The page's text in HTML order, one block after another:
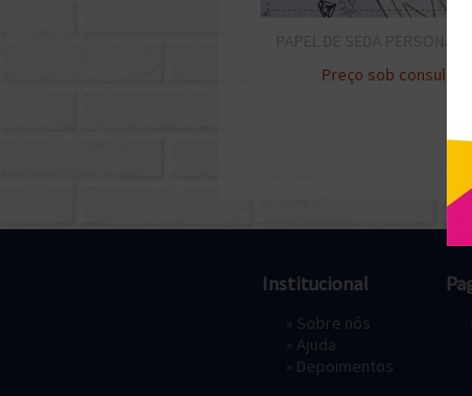
PAPEL DE SEDA
Preço sob consulta
Institucional
» Sobre nós
» Ajuda
» Depoimentos